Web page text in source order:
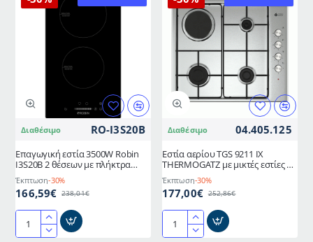
τύπου
THERMOGATZ
τύπου
domino
αυτόνομη
ενεργειακής
κλάσης
3500W
THERMOGATZ
Διαθέσιμο RO-I3S20B
Επαγωγική εστία 3500W Robin
I3S20B 2 θέσεων με πλήκτρα
αφής Π29xΜ52xΒ6cm
Έκπτωση-30%
166,59€ 238,01€
Επαγωγική
Διαθέσιμο 04.405.125
Εστία αερίου TGS 9211 IX
THERMOGATZ με μικτές εστίες 3
αερίου και 1 ηλεκτρική
Έκπτωση-30%
177,00€ 252,86€
Εστία